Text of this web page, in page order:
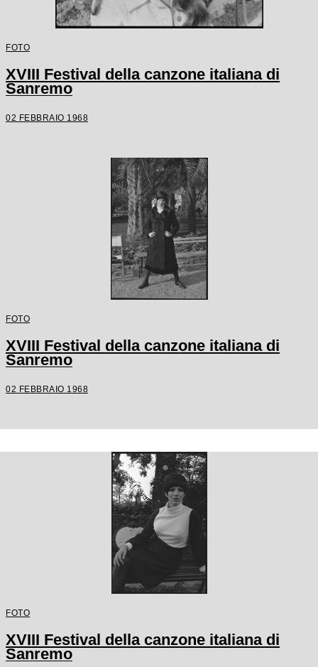
FOTO
XVIII Festival della canzone italiana di
Sanremo
02 FEBBRAIO 1968
FOTO
XVIII Festival della canzone italiana di
Sanremo
02 FEBBRAIO 1968
FOTO
XVIII Festival della canzone italiana di
Sanremo